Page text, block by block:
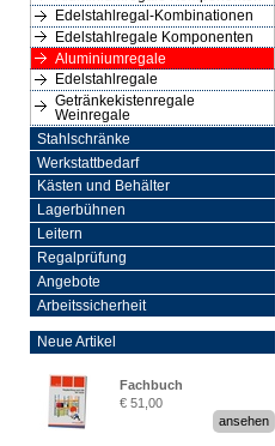
Edelstahlregal-Kombinationen
Edelstahlregale Komponenten
Aluminiumregale
Edelstahlregale
Getränkekistenregale
Weinregale
Stahlschränke
Werkstattbedarf
Kästen und Behälter
Lagerbühnen
Leitern
Regalprüfung
Angebote
Arbeitssicherheit
Neue Artikel
Fachbuch
„Regalprüfung nach DIN
€ 51,00
ansehen